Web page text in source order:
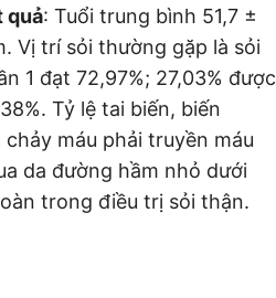
quả: Tuổi trung bình 51,7 ±
Vị trí sỏi thường gặp là sỏi
1 đạt 72,97%; 27,03% được
Tỷ lệ tai biến, biến
máu phải truyền máu
da đường hầm nhỏ dưới
trong điều trị sỏi thận.